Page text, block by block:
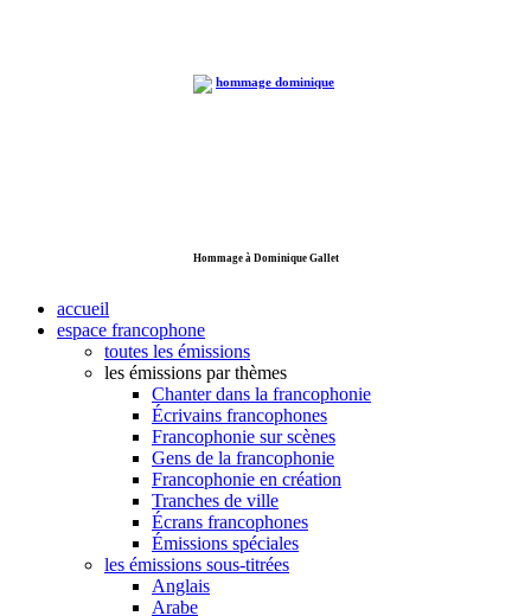
Hommage à Dominique Gallet
accueil
espace francophone
toutes les émissions
les émissions par thèmes
Chanter dans la francophonie
Écrivains francophones
Francophonie sur scènes
Gens de la francophonie
Francophonie en création
Tranches de ville
Écrans francophones
Émissions spéciales
les émissions sous-titrées
Anglais
Arabe